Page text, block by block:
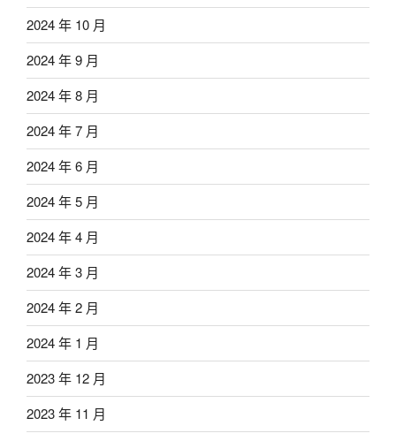
2024 年 10 月
2024 年 9 月
2024 年 8 月
2024 年 7 月
2024 年 6 月
2024 年 5 月
2024 年 4 月
2024 年 3 月
2024 年 2 月
2024 年 1 月
2023 年 12 月
2023 年 11 月